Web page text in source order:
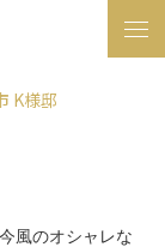
K様邸
風のオシャレな